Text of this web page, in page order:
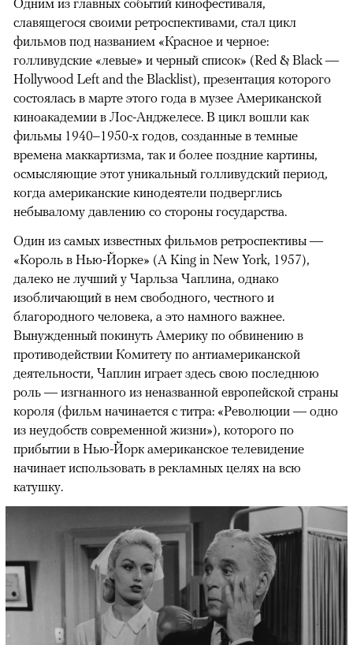
славящегося своими ретроспективами, стал цикл
фильмов под названием «Красное и черное:
голливудские «левые» и черный список» (Red & Black —
Hollywood Left and the Blacklist), презентация которого
состоялась в марте этого года в музее Американской
киноакадемии в Лос-Анджелесе. В цикл вошли как
фильмы 1940–1950-х годов, созданные в темные
времена маккартизма, так и более поздние картины,
осмысляющие этот уникальный голливудский период,
когда американские кинодеятели подверглись
небывалому давлению со стороны государства.
Один из самых известных фильмов ретроспективы —
«Король в Нью-Йорке» (A King in New York, 1957),
далеко не лучший у Чарльза Чаплина, однако
изобличающий в нем свободного, честного и
благородного человека, а это намного важнее.
Вынужденный покинуть Америку по обвинению в
противодействии Комитету по антиамериканской
деятельности, Чаплин играет здесь свою последнюю
роль — изгнанного из неназванной европейской страны
короля (фильм начинается с титра: «Революции — одно
из неудобств современной жизни»), которого по
прибытии в Нью-Йорк американское телевидение
начинает использовать в рекламных целях на всю
катушку.